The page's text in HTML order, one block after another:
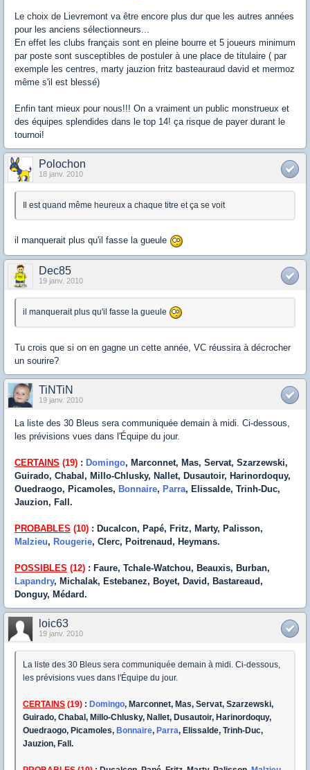
Le choix de Lievremont va être encore plus dur que les autres années
pour les anciens sélectionneurs...
En effet les clubs français sont en pleine bourre et 5 joueurs minimum
par poste sont susceptibles de postuler à une place de titulaire ( par
exemple les centres, marty jauzion fritz basteauraud david et mermoz
même s'il est blessé)
Enfin tant mieux pour nous!!! On a vraiment un public monstrueux et
des équipes splendides dans le top 14! ça risque de payer durant le
tournoi!
Polochon
18 janv. 2010
Il est quand même heureux a chaque titre et ça se voit
il manquerait plus qu'il fasse la gueule
Dec85
19 janv. 2010
il manquerait plus qu'il fasse la gueule
Tu crois que si on en gagne un cette année, VC réussira à décrocher
un sourire?
TiNTiN
19 janv. 2010
La liste des 30 Bleus sera communiquée demain à midi. Ci-dessous,
les prévisions vues dans l'Équipe du jour.
CERTAINS (19) : Domingo, Marconnet, Mas, Servat, Szarzewski,
Guirado, Chabal, Millo-Chlusky, Nallet, Dusautoir, Harinordoquy,
Ouedraogo, Picamoles, Bonnaire, Parra, Elissalde, Trinh-Duc,
Jauzion, Fall.
PROBABLES (10) : Ducalcon, Papé, Fritz, Marty, Palisson,
Malzieu, Rougerie, Clerc, Poitrenaud, Heymans.
POSSIBLES (12) : Faure, Tchale-Watchou, Beauxis, Burban,
Lapandry, Michalak, Estebanez, Boyet, David, Bastareaud,
Donguy, Médard.
loic63
19 janv. 2010
La liste des 30 Bleus sera communiquée demain à midi. Ci-dessous,
les prévisions vues dans l'Équipe du jour.
CERTAINS (19) : Domingo, Marconnet, Mas, Servat, Szarzewski,
Guirado, Chabal, Millo-Chlusky, Nallet, Dusautoir, Harinordoquy,
Ouedraogo, Picamoles, Bonnaire, Parra, Elissalde, Trinh-Duc,
Jauzion, Fall.